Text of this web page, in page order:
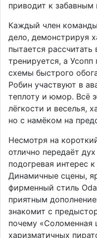
приводит к
Каждый член
дело, демонстрируя
пытается
тренируется, а
схемы быстрого
Робин участвуют в
теплоту и юмор. Всё
лёгкости и веселья,
но с намёком на
Несмотря на
отлично передаёт
подогревая интерес
Динамичные сцены,
фирменный стиль
приятным
знакомит с
почему
харизматичных